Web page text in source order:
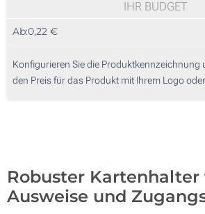
3 Farbig (Auf einer Seite)
Vollfarbdruck (Auf einer Seite)
100
250
500
IHR BUDGET
Ab:0,22 €
Konfigurieren Sie die Produktkennzeichnung
den Preis für das Produkt mit Ihrem Logo
Robuster Kartenhalter
Ausweise und